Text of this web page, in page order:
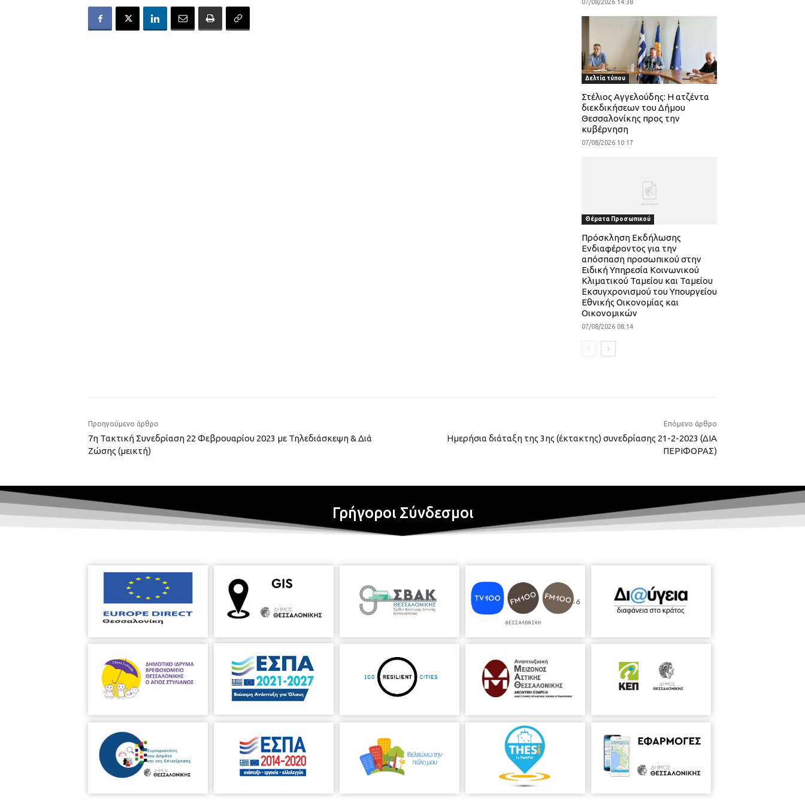
07/08/2026 14:38
Δελτία τύπου
Στέλιος Αγγελούδης: Η ατζέντα
διεκδικήσεων του Δήμου
Θεσσαλονίκης προς την
κυβέρνηση
07/08/2026 10:17
Θέματα Προσωπικού
Πρόσκληση Εκδήλωσης
Ενδιαφέροντος για την
απόσπαση προσωπικού στην
Ειδική Υπηρεσία Κοινωνικού
Κλιματικού Ταμείου και Ταμείου
Εκσυγχρονισμού του Υπουργείου
Εθνικής Οικονομίας και
Οικονομικών
07/08/2026 08:14
Προηγούμενο άρθρο
7η Τακτική Συνεδρίαση 22 Φεβρουαρίου 2023 με Τηλεδιάσκεψη & Διά
Ζώσης (μεικτή)
Επόμενο άρθρο
Ημερήσια διάταξη της 3ης (έκτακτης) συνεδρίασης 21-2-2023 (ΔΙΑ
ΠΕΡΙΦΟΡΑΣ)
Γρήγοροι Σύνδεσμοι